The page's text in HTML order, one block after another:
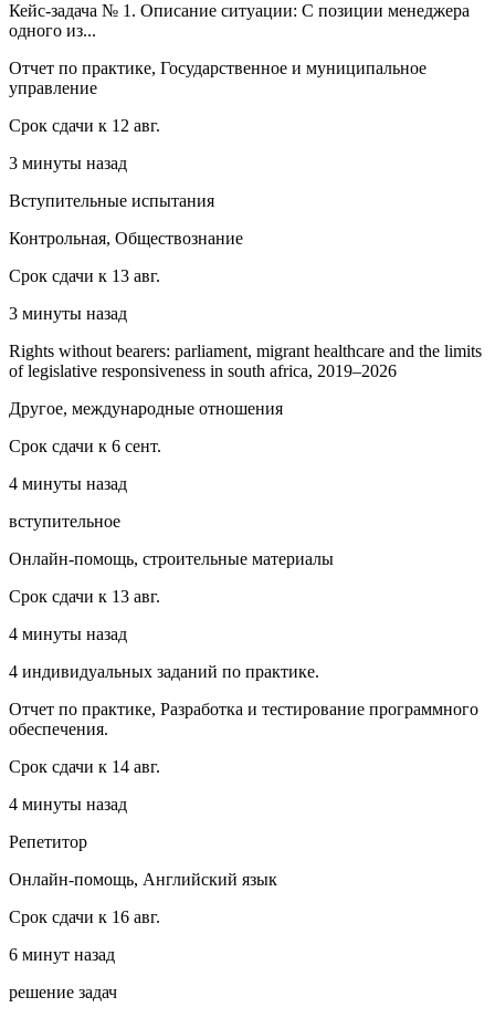
Кейс-задача № 1. Описание ситуации: С позиции менеджера
одного из...
Отчет по практике, Государственное и муниципальное
управление
Срок сдачи к 12 авг.
3 минуты назад
Вступительные испытания
Контрольная, Обществознание
Срок сдачи к 13 авг.
3 минуты назад
Rights without bearers: parliament, migrant healthcare and the limits
of legislative responsiveness in south africa, 2019–2026
Другое, международные отношения
Срок сдачи к 6 сент.
4 минуты назад
вступительное
Онлайн-помощь, строительные материалы
Срок сдачи к 13 авг.
4 минуты назад
4 индивидуальных заданий по практике.
Отчет по практике, Разработка и тестирование программного
обеспечения.
Срок сдачи к 14 авг.
4 минуты назад
Репетитор
Онлайн-помощь, Английский язык
Срок сдачи к 16 авг.
6 минут назад
решение задач